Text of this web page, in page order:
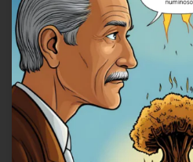
A Identificação em Lacan e a Religião:
Jacques Lacan, um dos mais
explorou profundamente o conceito
seminário de 1961-1962. Suas ideias
sobre como a identificação se
sobre a formação […]